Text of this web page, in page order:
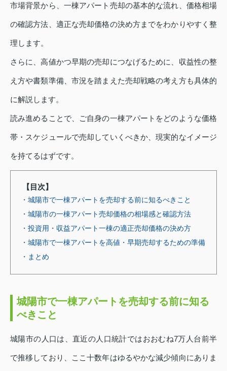
市場背景から、一棟アパート売却の基本的な流れ、価格相場
の確認方法、適正な売却価格の決め方までをわかりやすく整
理します。
さらに、高値かつ早期の売却につなげるために、収益性の整
え方や書類準備、市況を踏まえた売却戦略の考え方も具体的
に解説します。
読み進めることで、ご自身の一棟アパートをどのような価格
帯・スケジュールで売却していくべきか、現実的なイメージ
を持てるはずです。
【目次】
・城陽市で一棟アパートを売却する前に知るべきこと
・城陽市の一棟アパート売却価格の相場感と確認方法
・投資用・収益アパート一棟の適正売却価格の決め方
・城陽市で一棟アパートを高値・早期売却するための準備
・まとめ
城陽市で一棟アパートを売却する前に知る
べきこと
城陽市の人口は、直近の人口統計ではおおむね7万人台前半
で推移しており、ここ十数年はゆるやかな減少傾向にありま